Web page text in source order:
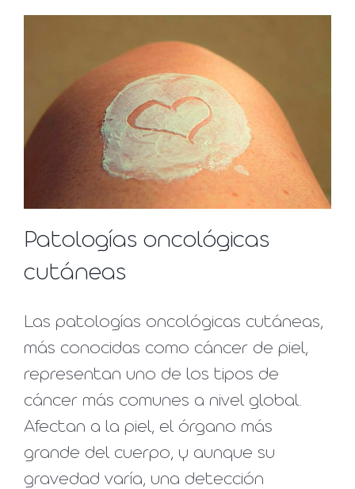
Patologías oncológicas
cutáneas
Las patologías oncológicas cutáneas,
más conocidas como cáncer de piel,
representan uno de los tipos de
cáncer más comunes a nivel global.
Afectan a la piel, el órgano más
grande del cuerpo, y aunque su
gravedad varía, una detección